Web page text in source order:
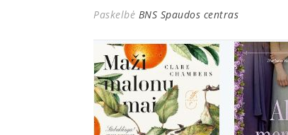
Paskelbė BNS Spaudos centras